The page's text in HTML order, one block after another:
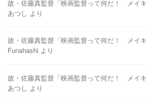
故・佐藤真監督「映画監督って何だ！ メイキ
あつし より
故・佐藤真監督「映画監督って何だ！ メイキ
Funahashi より
故・佐藤真監督「映画監督って何だ！ メイキ
あつし より